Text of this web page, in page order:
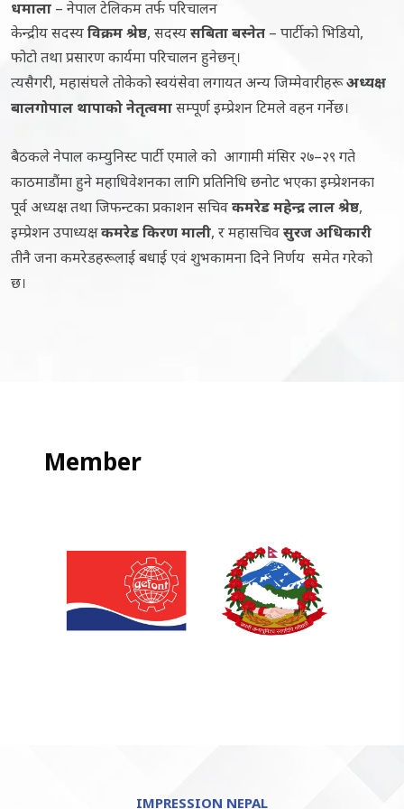
धमाला – नेपाल टेलिकम तर्फ परिचालन
केन्द्रीय सदस्यविक्रम श्रेष्ठ, सदस्यसबिता बस्नेत – पार्टीको भिडियो,
फोटो तथा प्रसारण कार्यमा परिचालन हुनेछन्।
त्यसैगरी, महासंघले तोकेको स्वयंसेवा लगायत अन्य जिम्मेवारीहरूअध्यक्ष
बालगोपाल थापाको नेतृत्वमासम्पूर्ण इम्प्रेशन टिमले वहन गर्नेछ।
बैठकले नेपाल कम्युनिस्ट पार्टी एमाले को आगामी मंसिर २७–२९ गते
काठमाडौंमा हुने महाधिवेशनका लागि प्रतिनिधि छनोट भएका इम्प्रेशनका
पूर्व अध्यक्ष तथा जिफन्टका प्रकाशन सचिवकमरेड महेन्द्र लाल श्रेष्ठ,
इम्प्रेशन उपाध्यक्षकमरेड किरण माली, र महासचिवसुरज अधिकारी
तीनै जना कमरेडहरूलाई बधाई एवं शुभकामना दिने निर्णय समेत गरेको
छ।
Member
IMPRESSION NEPAL